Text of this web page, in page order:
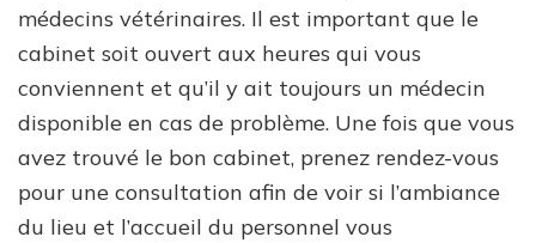
médecins vétérinaires. Il est important que le
cabinet soit ouvert aux heures qui vous
conviennent et qu’il y ait toujours un médecin
disponible en cas de problème. Une fois que vous
avez trouvé le bon cabinet, prenez rendez-vous
pour une consultation afin de voir si l’ambiance
du lieu et l’accueil du personnel vous